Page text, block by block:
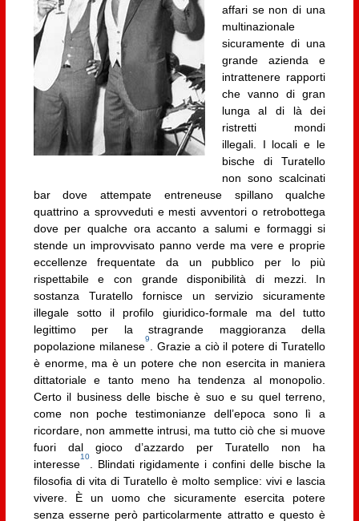
affari se non di una
multinazionale
sicuramente di una
grande azienda e
intrattenere rapporti
che vanno di gran
lunga al di là dei
ristretti mondi
illegali. I locali e le
bische di Turatello
non sono scalcinati
bar dove attempate entreneuse spillano qualche
quattrino a sprovveduti e mesti avventori o retrobottega
dove per qualche ora accanto a salumi e formaggi si
stende un improvvisato panno verde ma vere e proprie
eccellenze frequentate da un pubblico per lo più
rispettabile e con grande disponibilità di mezzi. In
sostanza Turatello fornisce un servizio sicuramente
illegale sotto il profilo giuridico-formale ma del tutto
legittimo per la stragrande maggioranza della
popolazione milanese
9
. Grazie a ciò il potere di Turatello
è enorme, ma è un potere che non esercita in maniera
dittatoriale e tanto meno ha tendenza al monopolio.
Certo il business delle bische è suo e su quel terreno,
come non poche testimonianze dell’epoca sono lì a
ricordare, non ammette intrusi, ma tutto ciò che si muove
fuori dal gioco d’azzardo per Turatello non ha
interesse
10
. Blindati rigidamente i confini delle bische la
filosofia di vita di Turatello è molto semplice: vivi e lascia
vivere. È un uomo che sicuramente esercita potere
senza esserne però particolarmente attratto e questo è